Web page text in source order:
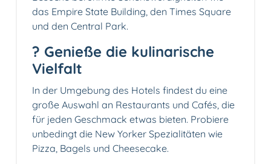
das Empire State Building, den Times Square
und den Central Park.
?️ Genieße die kulinarische
Vielfalt
In der Umgebung des Hotels findest du eine
große Auswahl an Restaurants und Cafés, die
für jeden Geschmack etwas bieten. Probiere
unbedingt die New Yorker Spezialitäten wie
Pizza, Bagels und Cheesecake.